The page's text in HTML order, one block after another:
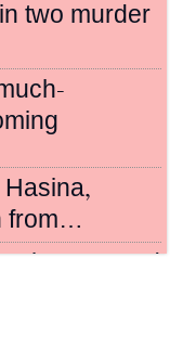
two murder
from…